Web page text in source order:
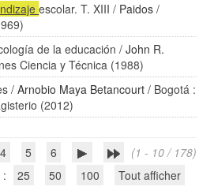
escolar. T. XIII / Paidos /
de la educación /John R.
Ciencia y Técnica (1988)
/Arnobio Maya Betancourt / Bogotá :
(2012)
4 5 6
(1 - 10 / 178)
:
25 50 100 Tout afficher